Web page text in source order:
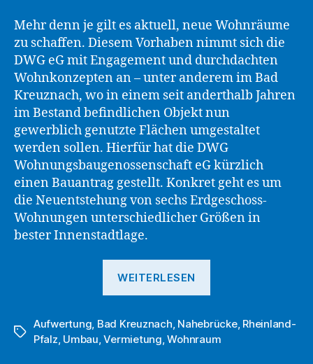
Mehr denn je gilt es aktuell, neue Wohnräume
zu schaffen. Diesem Vorhaben nimmt sich die
DWG eG mit Engagement und durchdachten
Wohnkonzepten an – unter anderem im Bad
Kreuznach, wo in einem seit anderthalb Jahren
im Bestand befindlichen Objekt nun
gewerblich genutzte Flächen umgestaltet
werden sollen. Hierfür hat die DWG
Wohnungsbaugenossenschaft eG kürzlich
einen Bauantrag gestellt. Konkret geht es um
die Neuentstehung von sechs Erdgeschoss-
Wohnungen unterschiedlicher Größen in
bester Innenstadtlage.
WEITERLESEN
Top-
Lage
Schlagwörter
Aufwertung, Bad Kreuznach, Nahebrücke, Rheinland-
Pfalz, Umbau,Vermietung,Wohnraum